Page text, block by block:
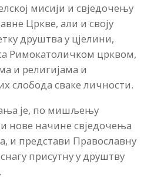
мисији и свједочењу
Цркве, али и своју
друштва у цјелини,
Римокатоличком црквом,
и религијама и
слобода сваке личности.
је, по мишљењу
нове начине свједочења
и представи Православну
присутну у друштву